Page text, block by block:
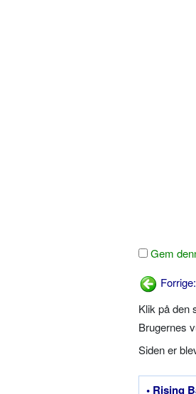
Gem
Klik på den
Brugernes
Siden er
• Rising